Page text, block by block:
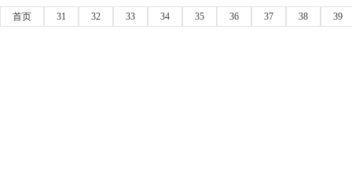
首页 31 32 33 34 35 36 37 38 39